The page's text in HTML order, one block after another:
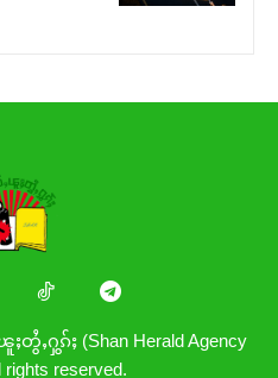
တွႆႇႁွၵ်ႈ (Shan Herald Agency
reserved.